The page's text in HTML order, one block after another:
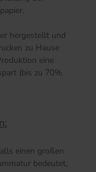
hergestellt und
zu Hause
eine
(bis zu 70%
einen großen
bedeutet,